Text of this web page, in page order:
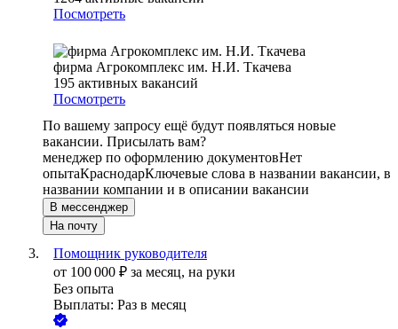
Посмотреть
фирма Агрокомплекс им. Н.И. Ткачева
195 активных вакансий
Посмотреть
По вашему запросу ещё будут появляться новые
вакансии. Присылать вам?
менеджер по оформлению документовНет
опытаКраснодарКлючевые слова в названии вакансии, в
названии компании и в описании вакансии
В мессенджер
На почту
Помощник руководителя
от 100 000 ₽ за месяц, на руки
Без опыта
Выплаты: Раз в месяц